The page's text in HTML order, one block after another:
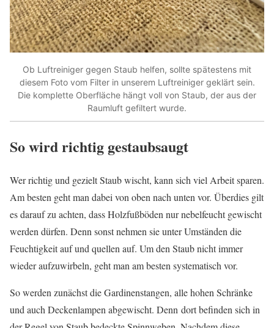
Ob Luftreiniger gegen Staub helfen, sollte spätestens mit
diesem Foto vom Filter in unserem Luftreiniger geklärt sein.
Die komplette Oberfläche hängt voll von Staub, der aus der
Raumluft gefiltert wurde.
So wird richtig gestaubsaugt
Wer richtig und gezielt Staub wischt, kann sich viel Arbeit sparen.
Am besten geht man dabei von oben nach unten vor. Überdies gilt
es darauf zu achten, dass Holzfußböden nur nebelfeucht gewischt
werden dürfen. Denn sonst nehmen sie unter Umständen die
Feuchtigkeit auf und quellen auf. Um den Staub nicht immer
wieder aufzuwirbeln, geht man am besten systematisch vor.
So werden zunächst die Gardinenstangen, alle hohen Schränke
und auch Deckenlampen abgewischt. Denn dort befinden sich in